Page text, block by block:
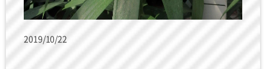
2019/10/22